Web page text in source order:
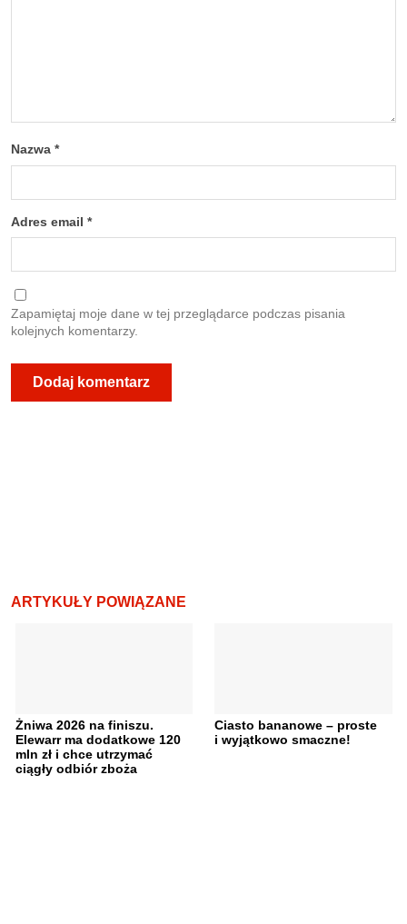
Nazwa *
Adres email *
Zapamiętaj moje dane w tej przeglądarce podczas pisania
kolejnych komentarzy.
ARTYKUŁY POWIĄZANE
Żniwa 2026 na finiszu.
Elewarr ma dodatkowe 120
mln zł i chce utrzymać
ciągły odbiór zboża
Ciasto bananowe – proste
i wyjątkowo smaczne!